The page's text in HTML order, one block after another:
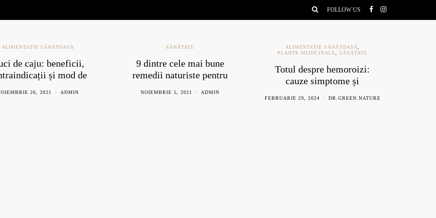
FOLLOW US
ALIMENTAȚIE SĂNĂTOASĂ
de caju: beneficii,
și mod de
26, 2021 ADMIN
SĂNĂTATE
9 dintre cele mai bune
remedii naturiste pentru
NOIEMBRIE 5, 2021 ADMIN
ALIMENTAȚIE SĂNĂTOASĂ
PLANTE MEDICINALE
,SĂNĂTATE
Totul despre hemoroizi:
cauze simptome și
FEBRUARIE 29, 2024 DR.GREEN.NATURE